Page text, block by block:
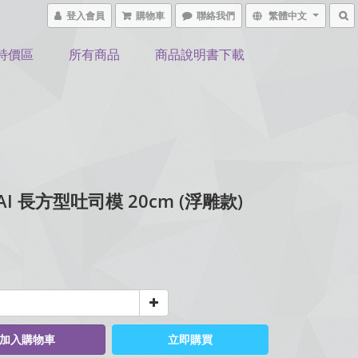
登入會員 購物車 聯絡我們 繁體中文
價區 所有商品 商品說明書下載
長方型吐司模 20cm (浮雕款)
加入購物車 立即購買